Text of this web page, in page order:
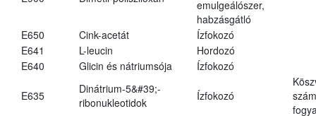
emulgeálószer,
habzásgátló
E650
Cink-acetát
Ízfokozó
E641
L-leucin
Hordozó
E640
Glicin és nátriumsója Ízfokozó
E635
Dinátrium-5&#39;-
ribonukleotidok
Ízfokozó